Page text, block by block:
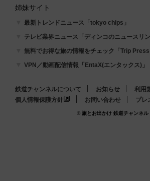
姉妹サイト
最新トレンドニュース「tokyo chips」
テレビ業界ニュース「ディンコのニュースリン
無料でお得な旅の情報をチェック「Trip Press
VPN／動画配信情報「EntaX(エンタックス)」
鉄道チャンネルについて お知らせ 利用
個人情報保護方針
お問い合わせ プレ
© 旅とお出かけ 鉄道チャンネル